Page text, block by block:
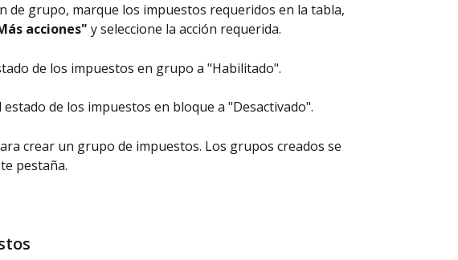
de grupo, marque los impuestos requeridos en la tabla,
acciones" y seleccione la acción requerida.
de los impuestos en grupo a "Habilitado".
estado de los impuestos en bloque a "Desactivado".
crear un grupo de impuestos. Los grupos creados se
pestaña.